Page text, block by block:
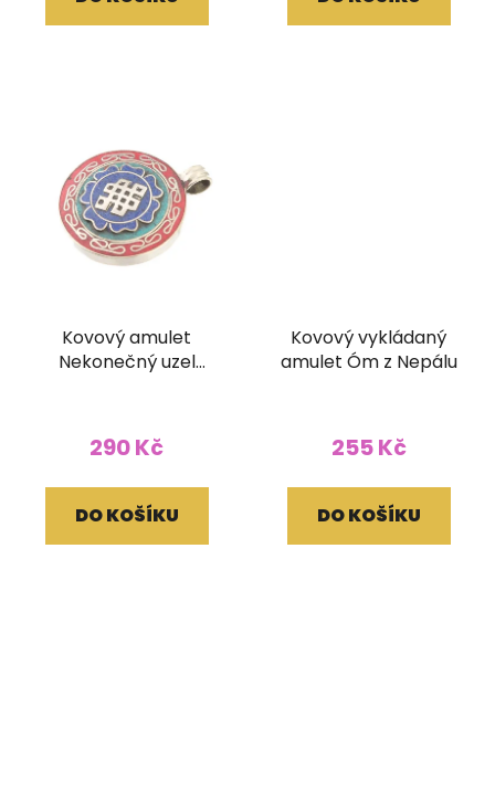
Kovový amulet
Nekonečný uzel
290 Kč
DO KOŠÍKU
Kovový vykládaný
amulet Óm z Nepálu
255 Kč
DO KOŠÍKU